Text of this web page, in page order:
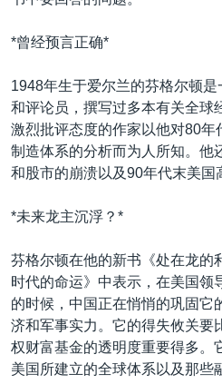
到
索
非洲
美洲
全球议题
军事
劳工
环境
国会报道
美中关系
美国建国250周年
埃博拉疫情
美国之音专访
重要讲话与声明
南中国海争端
关注西藏
关注新疆
GEN Z 看美国
VOA今日焦点
中文广播
关注我们
其他语言网站
*曾经预言正确*
1948年生于爱尔兰的芬格尔顿
和评论员，撰写过多本有关全球
激烈批评态度的作家以他对80年
制造体系的分析而为人所知。他
和股市的崩溃以及90年代末美国
*未来龙主沉浮？*
芬格尔顿在他的新书《处在龙
时代的命运》中表示，在美国领
的时候，中国正在悄悄的巩固它
济和军事实力。它的得失攸关要
权财富基金的透明度重要得多。
美国所建立的全球体系以及那些